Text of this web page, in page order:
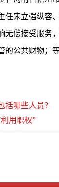
任宋立强纵容
无偿接受服务
的公共财物；
括哪些人员？
用职权”